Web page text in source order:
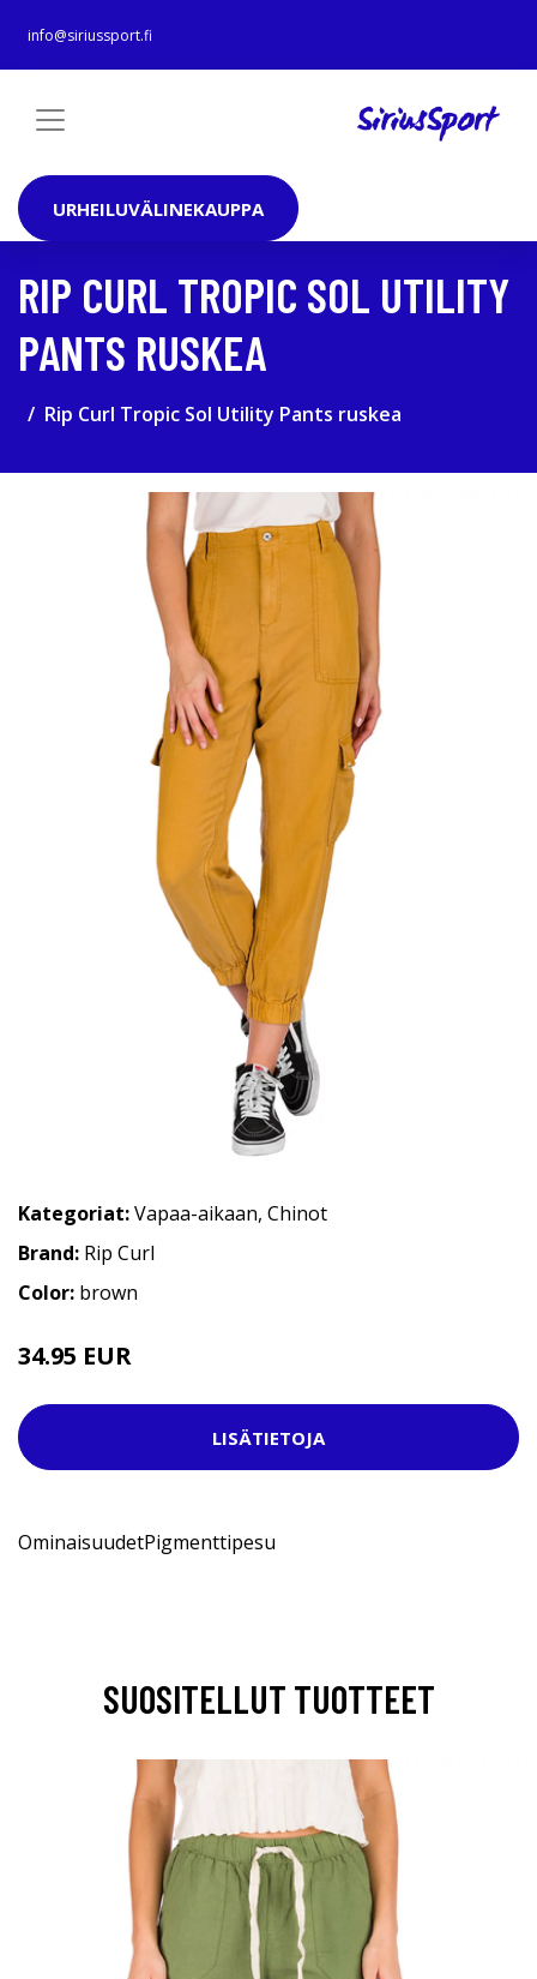
info@siriussport.fi
URHEILUVÄLINEKAUPPA
RIP CURL TROPIC SOL UTILITY
PANTS RUSKEA
Rip Curl Tropic Sol Utility Pants ruskea
Kategoriat:Vapaa-aikaan, Chinot
Brand: Rip Curl
Color: brown
34.95 EUR
LISÄTIETOJA
OminaisuudetPigmenttipesu
SUOSITELLUT TUOTTEET